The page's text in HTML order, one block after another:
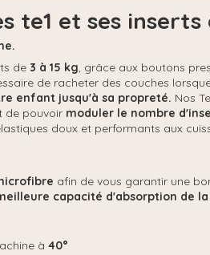
te1 et ses
de 3 à 15 kg, grâce aux boutons
de racheter des couches
enfant jusqu'à sa propreté. Nos
de pouvoir moduler le nombre
doux et performants aux
afin de vous garantir une
capacité d'absorption de
à 40°